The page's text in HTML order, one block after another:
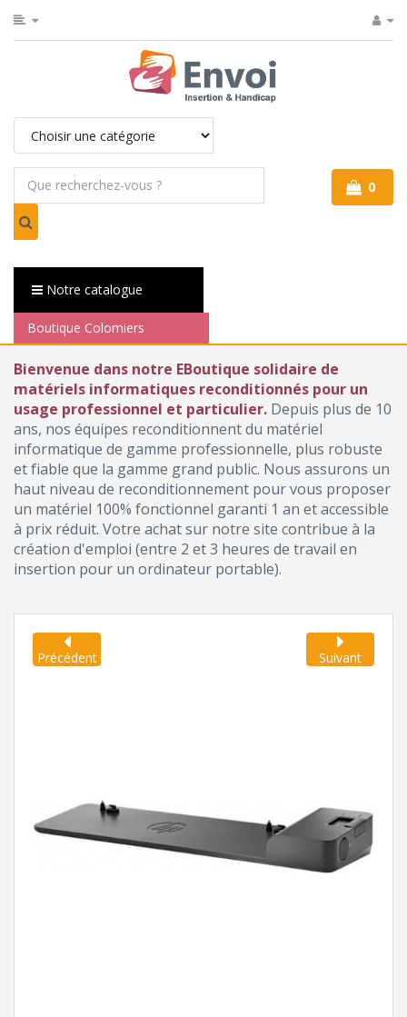
0
Notre catalogue
Boutique Colomiers
Bienvenue dans notre EBoutique solidaire de
matériels informatiques reconditionnés pour un
usage professionnel et particulier. Depuis plus de 10
ans, nos équipes reconditionnent du matériel
informatique de gamme professionnelle, plus robuste
et fiable que la gamme grand public. Nous assurons un
haut niveau de reconditionnement pour vous proposer
un matériel 100% fonctionnel garanti 1 an et accessible
à prix réduit. Votre achat sur notre site contribue à la
création d'emploi (entre 2 et 3 heures de travail en
insertion pour un ordinateur portable).
Précédent Suivant